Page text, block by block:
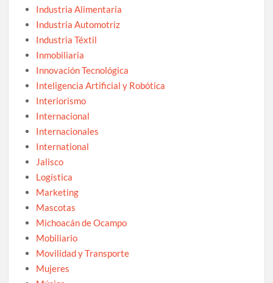
Industria Alimentaria
Industria Automotriz
Industria Téxtil
Inmobiliaria
Innovación Tecnológica
Inteligencia Artificial y Robótica
Interiorismo
Internacional
Internacionales
International
Jalisco
Logística
Marketing
Mascotas
Michoacán de Ocampo
Mobiliario
Movilidad y Transporte
Mujeres